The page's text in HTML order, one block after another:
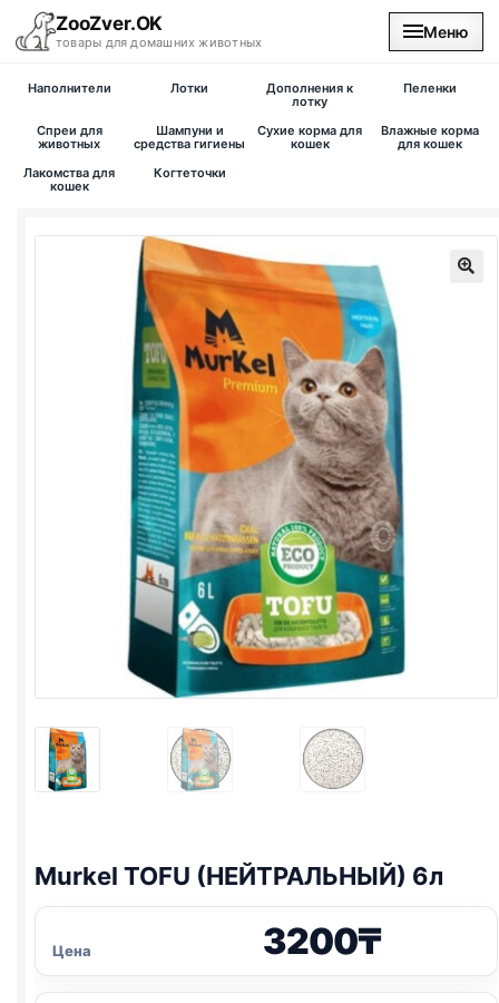
ZooZver.OK
товары для домашних животных
Меню
Наполнители Лотки
Дополнения к
лотку
Пеленки
Спреи для
животных
Шампуни и
средства гигиены
Сухие корма для
кошек
Влажные корма
для кошек
Лакомства для
кошек
Когтеточки
Murkel TOFU (НЕЙТРАЛЬНЫЙ) 6л
Цена 3200₸